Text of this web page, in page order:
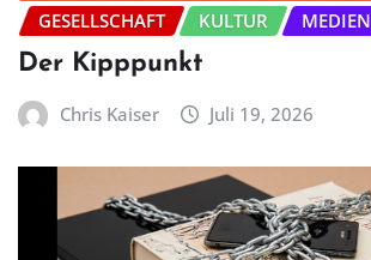
GESELLSCHAFT
KULTUR MEDIEN
Der Kipppunkt
Chris Kaiser Juli 19, 2026